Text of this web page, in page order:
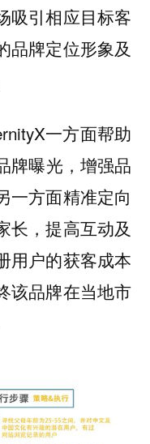
吸引相应目标客
品牌定位形象及
一方面帮助
牌曝光，增强品
一方面精准定向
长，提高互动及
用户的获客成本
该品牌在当地市